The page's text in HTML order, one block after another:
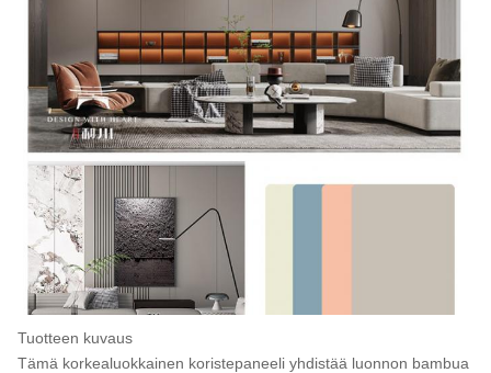
Tuotteen kuvaus
Tämä korkealuokkainen koristepaneeli yhdistää luonnon bambua